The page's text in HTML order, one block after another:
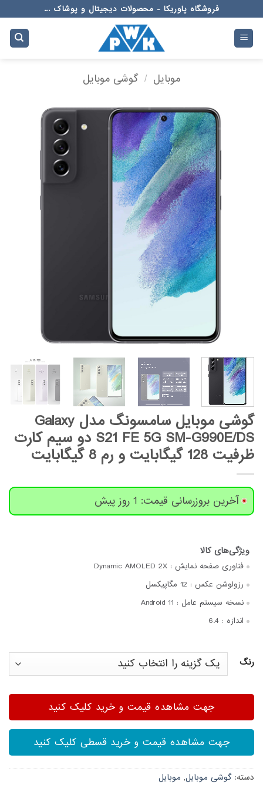
to
content
فروشگاه پاوریکا - محصولات دیجیتال و پوشاک ...
موبایل / گوشی موبایل
گوشی موبایل سامسونگ مدل Galaxy
S21 FE 5G SM-G990E/DS دو سیم‌ کارت
ظرفیت 128 گیگابایت و رم 8 گیگابایت
آخرین بروزرسانی قیمت: 1 روز پیش
فناوری صفحه‌ نمایش : Dynamic AMOLED 2X
رزولوشن عکس : 12 مگاپیکسل
نسخه سیستم عامل : Android 11
اندازه : 6.4
رنگ
جهت مشاهده قیمت و خرید کلیک کنید
جهت مشاهده قیمت و خرید قسطی کلیک کنید
دسته: گوشی موبایل, موبایل